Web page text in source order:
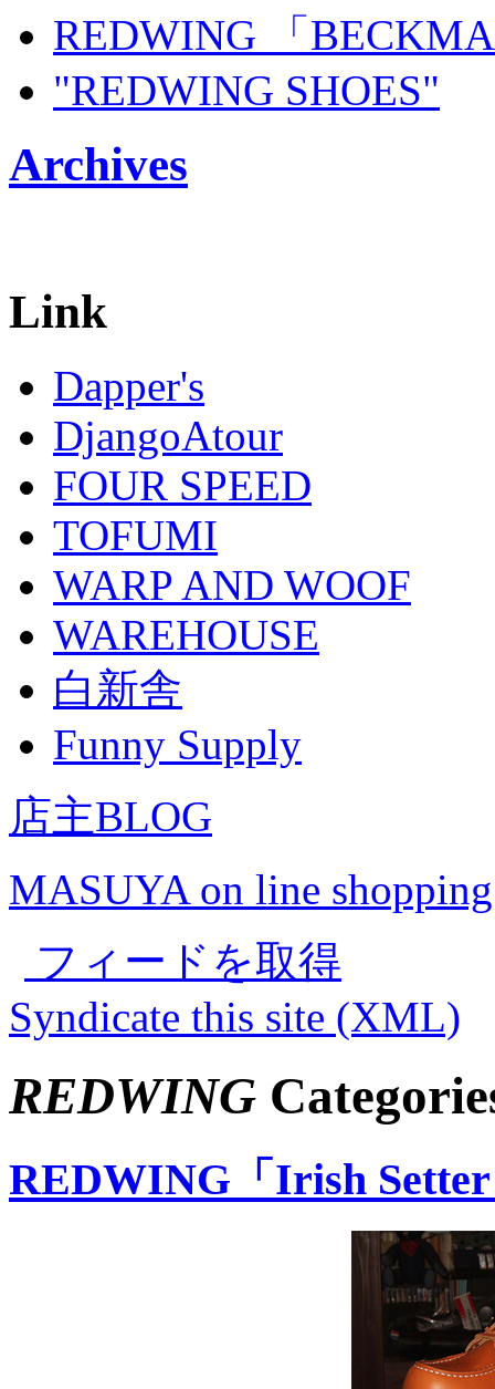
REDWING 「
"REDWING SHOES"
Archives
Link
Dapper's
DjangoAtour
FOUR SPEED
TOFUMI
WARP AND WOOF
WAREHOUSE
白新舎
Funny Supply
店主BLOG
MASUYA on line shopping
フィードを取得
Syndicate this site (XML)
REDWING
REDWING「Irish Setter